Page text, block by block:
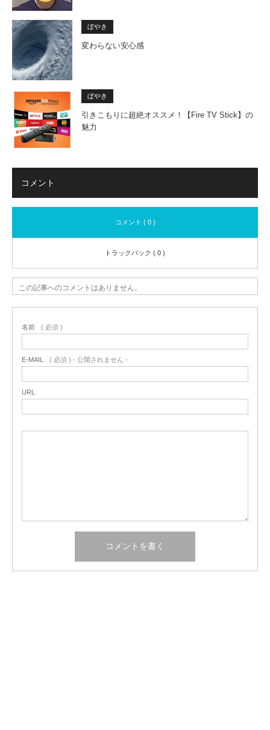
ぼやき
変わらない安心感
ぼやき
引きこもりに超絶オススメ！【Fire TV Stick】の
魅力
コメント
コメント ( 0 )
トラックバック ( 0 )
この記事へのコメントはありません。
名前 ( 必須 )
E-MAIL ( 必須 ) - 公開されません -
URL